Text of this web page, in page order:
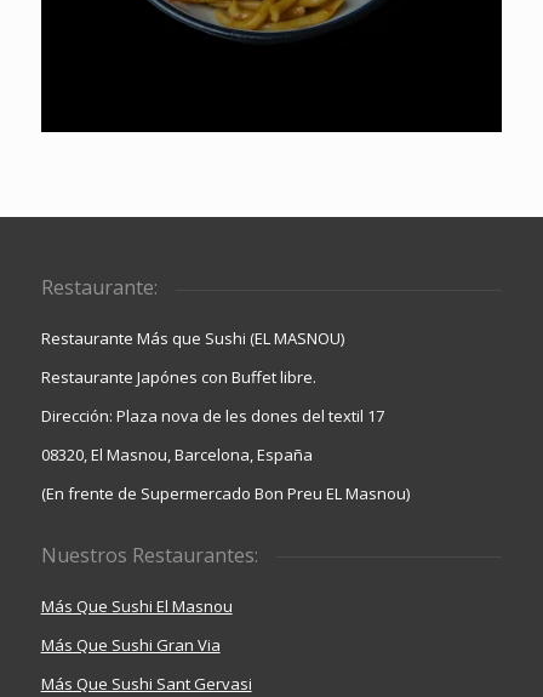
Restaurante:
Restaurante Más que Sushi (EL MASNOU)
Restaurante Japónes con Buffet libre.
Dirección: Plaza nova de les dones del textil 17
08320, El Masnou, Barcelona, España
(En frente de Supermercado Bon Preu EL Masnou)
Nuestros Restaurantes:
Más Que Sushi El Masnou
Más Que Sushi Gran Via
Más Que Sushi Sant Gervasi